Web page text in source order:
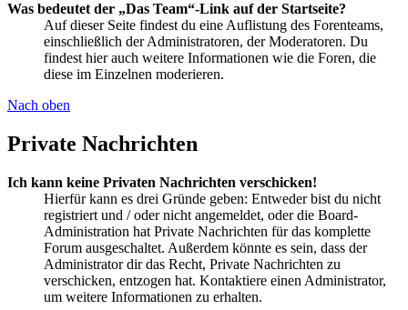
Was bedeutet der „Das Team“-Link auf der Startseite?
Auf dieser Seite findest du eine Auflistung des Forenteams,
einschließlich der Administratoren, der Moderatoren. Du
findest hier auch weitere Informationen wie die Foren, die
diese im Einzelnen moderieren.
Nach oben
Private Nachrichten
Ich kann keine Privaten Nachrichten verschicken!
Hierfür kann es drei Gründe geben: Entweder bist du nicht
registriert und / oder nicht angemeldet, oder die Board-
Administration hat Private Nachrichten für das komplette
Forum ausgeschaltet. Außerdem könnte es sein, dass der
Administrator dir das Recht, Private Nachrichten zu
verschicken, entzogen hat. Kontaktiere einen Administrator,
um weitere Informationen zu erhalten.